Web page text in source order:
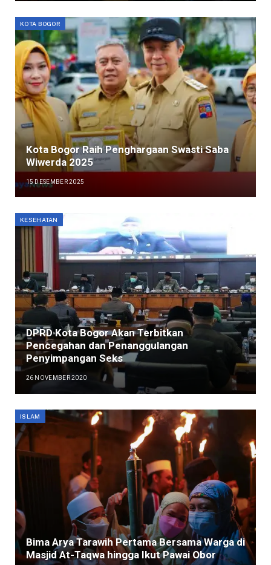
KOTA BOGOR
Kota Bogor Raih Penghargaan Swasti Saba
Wiwerda 2025
15 DESEMBER 2025
KESEHATAN
DPRD Kota Bogor Akan Terbitkan
Pencegahan dan Penanggulangan
Penyimpangan Seks
26 NOVEMBER 2020
ISLAM
Bima Arya Tarawih Pertama Bersama Warga di
Masjid At-Taqwa hingga Ikut Pawai Obor